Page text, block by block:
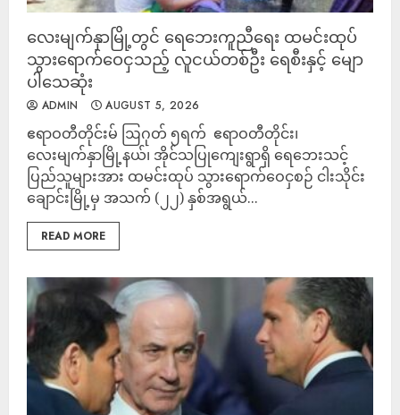
လေးမျက်နှာမြို့တွင် ရေဘေးကူညီရေး ထမင်းထုပ်
သွားရောက်ဝေငှသည့် လူငယ်တစ်ဦး ရေစီးနှင့် မျော
ပါသေဆုံး
ADMIN AUGUST 5, 2026
‎ဧရာဝတီတိုင်းမ် ‎ဩဂုတ် ၅ရက် ‎ ‎ဧရာဝတီတိုင်း၊
လေးမျက်နှာမြို့နယ်၊ အိုင်သပြုကျေးရွာရှိ ရေဘေးသင့်
ပြည်သူများအား ထမင်းထုပ် သွားရောက်ဝေငှစဉ် ငါးသိုင်း
ချောင်းမြို့မှ အသက် (၂၂) နှစ်အရွယ်...
READ MORE